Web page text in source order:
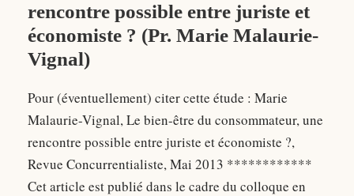
rencontre possible entre juriste et
économiste ? (Pr. Marie Malaurie-
Vignal)
Pour (éventuellement) citer cette étude : Marie
Malaurie-Vignal, Le bien-être du consommateur, une
rencontre possible entre juriste et économiste ?,
Revue Concurrentialiste, Mai 2013 ************
Cet article est publié dans le cadre du colloque en